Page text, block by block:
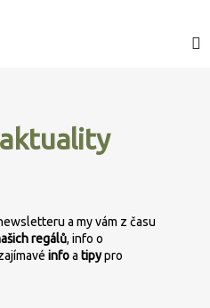
a my vám z času
regálů, info o
infoa tipypro